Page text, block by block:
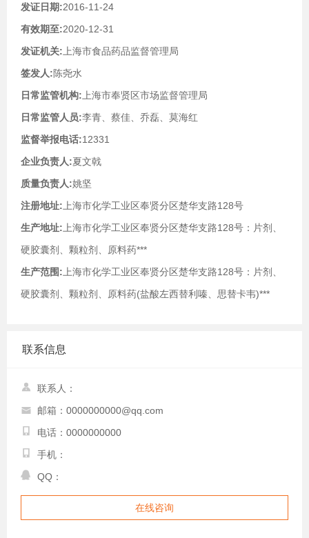
发证日期:2016-11-24
有效期至:2020-12-31
发证机关: 上海市食品药品监督管理局
签发人:陈尧水
日常监管机构: 上海市奉贤区市场监督管理局
日常监管人员:李青、蔡佳、乔磊、莫海红
监督举报电话:12331
企业负责人:夏文戟
质量负责人:姚坚
注册地址: 上海市化学工业区奉贤分区楚华支路128号
生产地址: 上海市化学工业区奉贤分区楚华支路128号：片剂、
硬胶囊剂、颗粒剂、原料药***
生产范围: 上海市化学工业区奉贤分区楚华支路128号：片剂、
硬胶囊剂、颗粒剂、原料药(盐酸左西替利嗪、思替卡韦)***
联系信息
联系人：
邮箱：0000000000@qq.com
电话：0000000000
手机：
QQ：
在线咨询